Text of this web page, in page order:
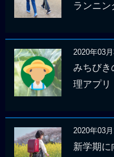
ランニン
2020年03月
みちびき
理アプリ
2020年03月
新学期に